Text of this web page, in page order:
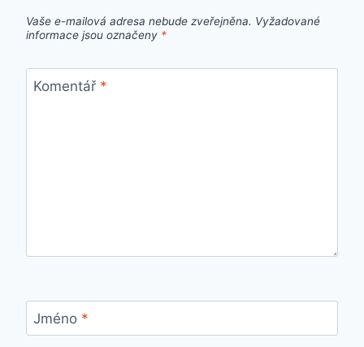
Vaše e-mailová adresa nebude zveřejněna. Vyžadované
informace jsou označeny *
Komentář *
Jméno *